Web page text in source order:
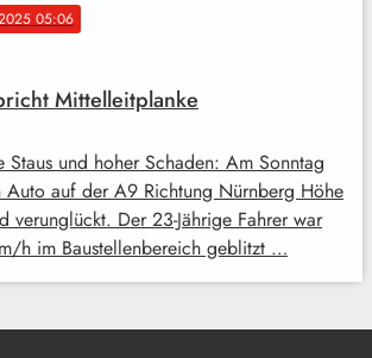
05:06
Mittelleitplanke
Staus und hoher Schaden: Am Sonntag
Auto auf der A9 Richtung Nürnberg Höhe
verunglückt. Der 23-Jährige Fahrer war
h im Baustellenbereich geblitzt …